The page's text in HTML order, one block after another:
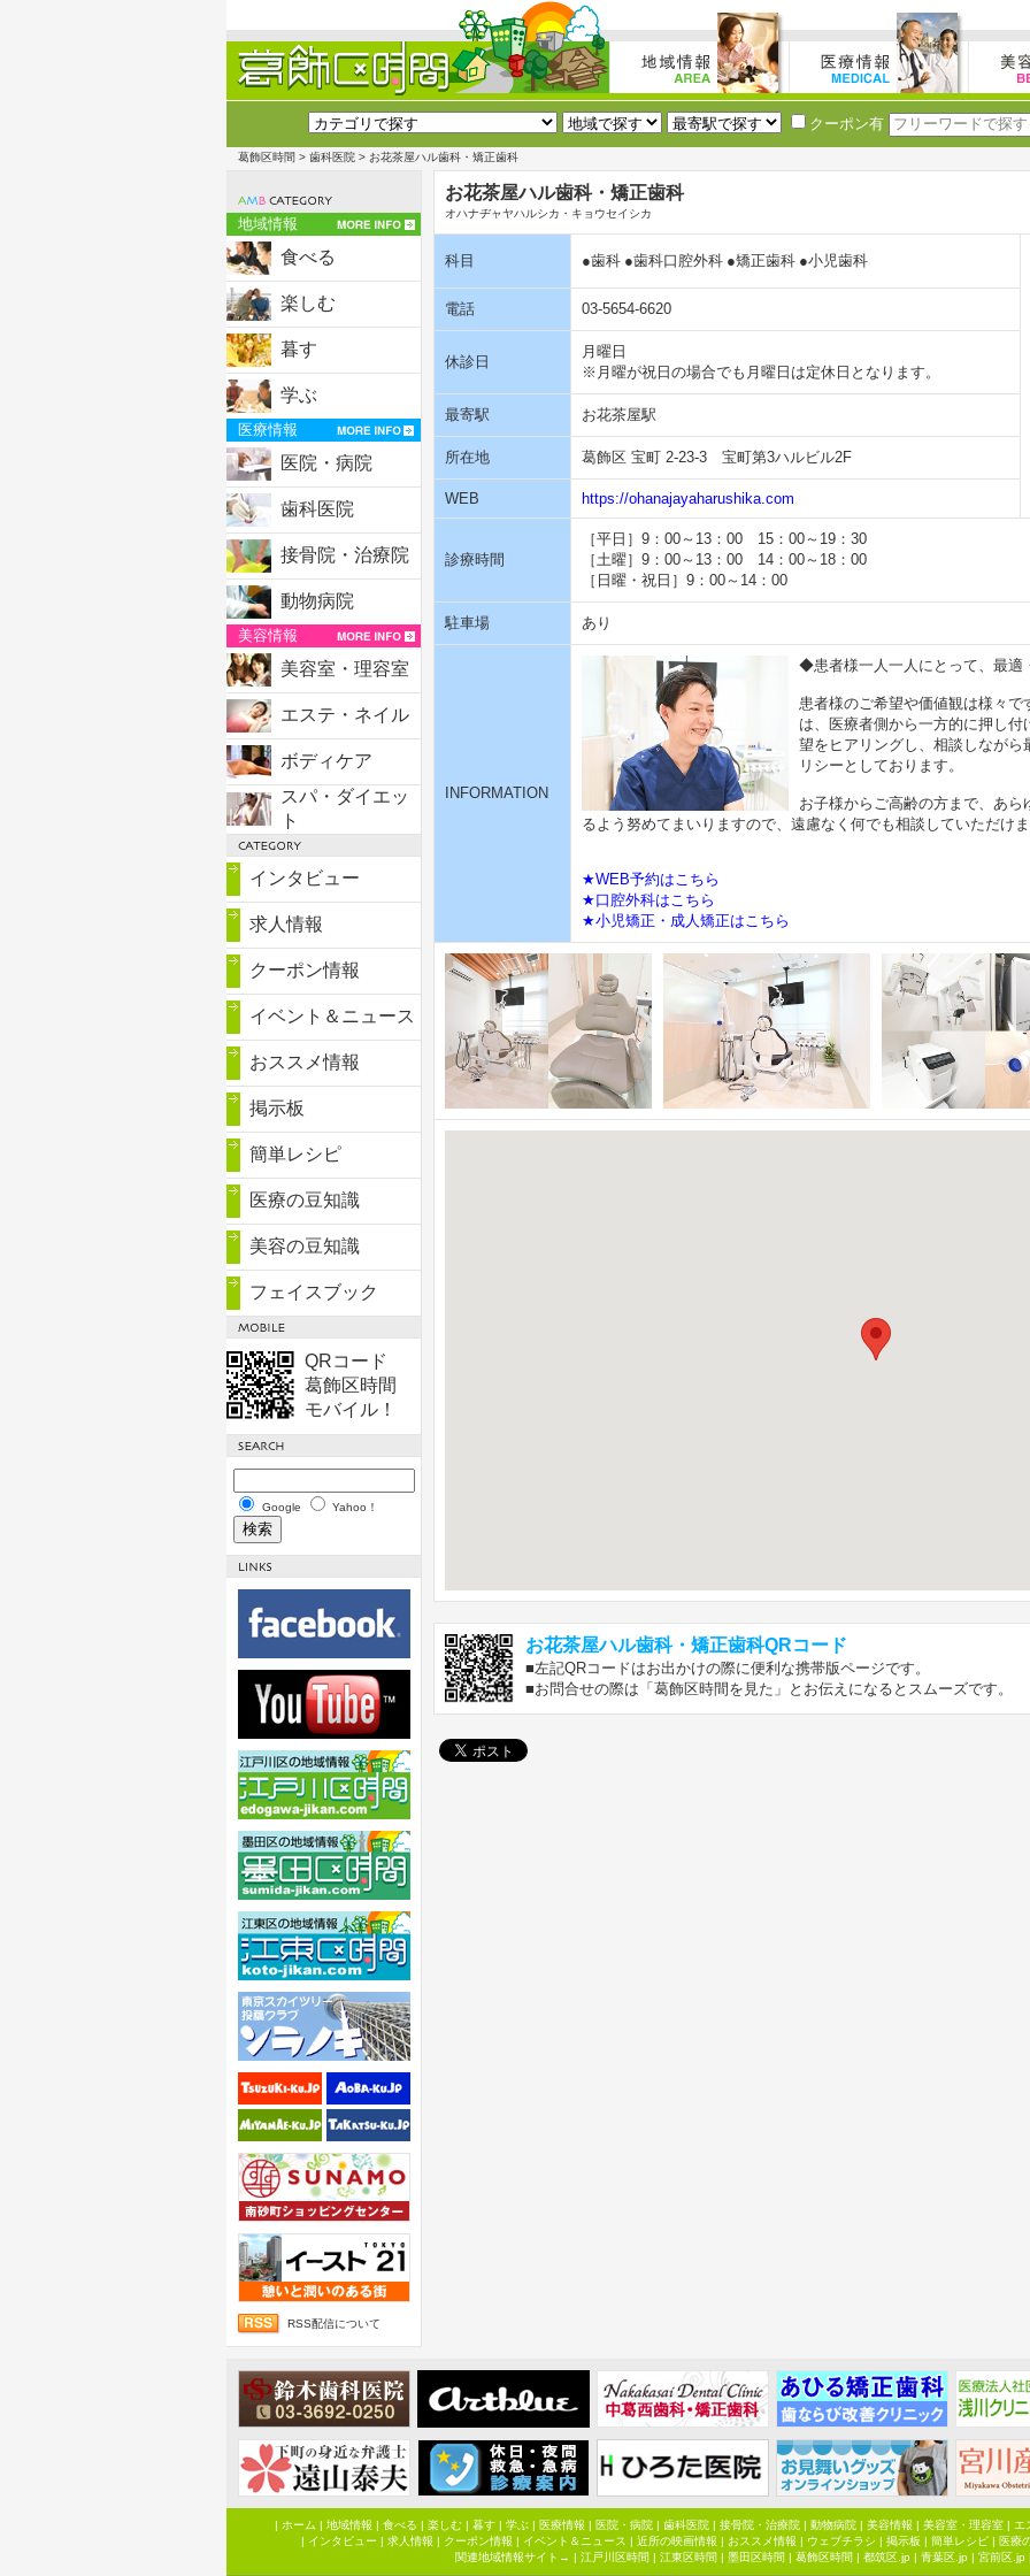
クーポン有
葛飾区時間 > 歯科医院 > お花茶屋ハル歯科・矯正歯科
地域情報
食べる
楽しむ
暮す
学ぶ
医療情報
医院・病院
歯科医院
接骨院・治療院
動物病院
美容情報
美容室・理容室
エステ・ネイル
ボディケア
スパ・ダイエッ
ト
インタビュー
求人情報
クーポン情報
イベント＆ニュース
おススメ情報
掲示板
簡単レシピ
医療の豆知識
美容の豆知識
フェイスブック
QRコード
葛飾区時間
モバイル！
Google Yahoo！
RSS配信について
お花茶屋ハル歯科・矯正歯科
オハナヂャヤハルシカ・キョウセイシカ
科目 ●歯科 ●歯科口腔外科 ●矯正歯科 ●小児歯科
電話 03-5654-6620
休診日
月曜日
※月曜が祝日の場合でも月曜日は定休日となります。
最寄駅 お花茶屋駅
所在地 葛飾区 宝町 2-23-3 宝町第3ハルビル2F
WEB https://ohanajayaharushika.com
診療時間
［平日］9：00～13：00 15：00～19：30
［土曜］9：00～13：00 14：00～18：00
［日曜・祝日］9：00～14：00
駐車場 あり
INFORMATION
◆患者様一人一人にとって、最
患者様のご希望や価値観は様々
は、医療者側から一方的に押し
望をヒアリングし、相談しなが
リシーとしております。
お子様からご高齢の方まで、あ
るよう努めてまいりますので、遠慮なく何でも相談していただけま
★WEB予約はこちら
★口腔外科はこちら
★小児矯正・成人矯正はこちら
お花茶屋ハル歯科・矯正歯科QRコード
■左記QRコードはお出かけの際に便利な携帯版ページです。
■お問合せの際は「葛飾区時間を見た」とお伝えになるとスムーズです。
| ホーム | 地域情報 | 食べる | 楽しむ| 暮す| 学ぶ| 医療情報 | 医院・病院| 歯科医院| 接骨院・治療院| 動物病院| 美容情報 | 美容室・理容室| エ
| インタビュー | 求人情報 | クーポン情報 | イベント＆ニュース | 近所の映画情報 | おススメ情報 | ウェブチラシ | 掲示板 | 簡単レシピ| 医療
関連地域情報サイト→ | 江戸川区時間 | 江東区時間 | 墨田区時間 | 葛飾区時間 | 都筑区.jp | 青葉区.jp | 宮前区.jp |